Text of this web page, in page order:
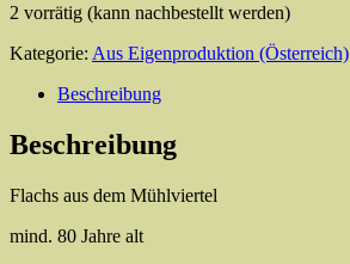
2 vorrätig (kann nachbestellt werden)
Kategorie: Aus Eigenproduktion (Österreich)
Beschreibung
Beschreibung
Flachs aus dem Mühlviertel
mind. 80 Jahre alt